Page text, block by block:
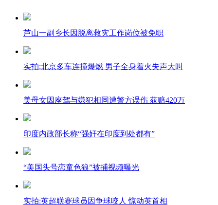
芦山一副乡长因脱离救灾工作岗位被免职
实拍:北京多车连撞爆燃 男子全身着火失声大叫
美母女因座驾与嫌犯相同遭警方误伤 获赔420万
印度内政部长称“强奸在印度到处都有”
“美国头号恋童色狼”被捕视频曝光
实拍:英超联赛球员因争球咬人 惊动英首相